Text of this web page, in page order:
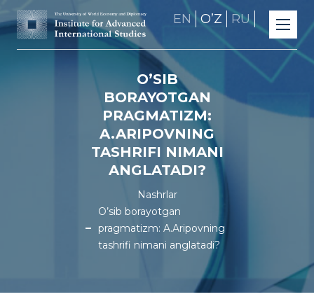
EN OʼZ RU
O’SIB
BORAYOTGAN
PRAGMATIZM:
A.ARIPOVNING
TASHRIFI NIMANI
ANGLATADI?
Nashrlar
O’sib borayotgan
pragmatizm: A.Aripovning
tashrifi nimani anglatadi?